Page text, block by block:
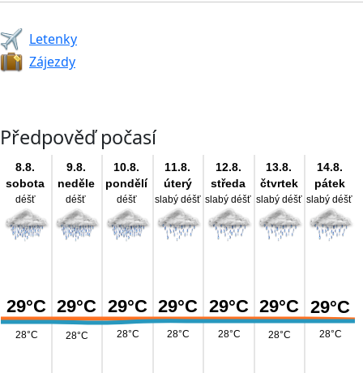
Letenky
Zájezdy
Předpověď počasí
29°C
28°C
8.8.
sobota
déšť
29°C
28°C
9.8.
neděle
déšť
29°C
28°C
10.8.
pondělí
déšť
29°C
28°C
11.8.
úterý
slabý déšť
29°C
28°C
12.8.
středa
slabý déšť
29°C
28°C
13.8.
čtvrtek
slabý déšť
29°C
28°C
14.8.
pátek
slabý déšť